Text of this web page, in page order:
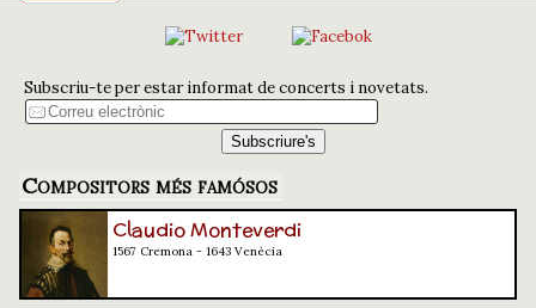
Subscriu-te per estar informat de concerts i novetats.
Compositors més famósos
Claudio Monteverdi
1567 Cremona - 1643 Venècia